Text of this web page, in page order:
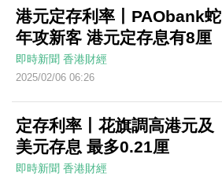
港元定存利率丨PAObank蛇
年攻新客 港元定存息有8厘
即時新聞 香港財經
2025/02/06 06:26
定存利率丨花旗調高港元及
美元存息 最多0.21厘
即時新聞 香港財經